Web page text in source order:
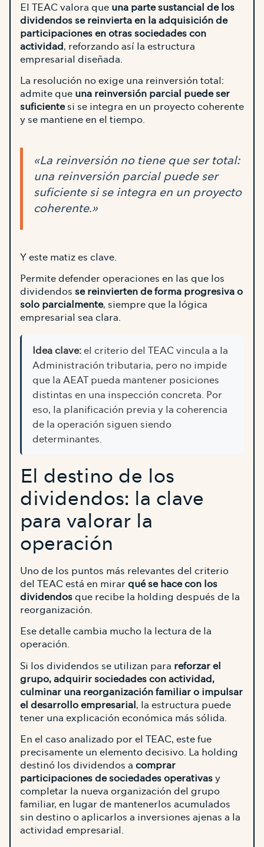
El TEAC valora que una parte sustancial de los
dividendos se reinvierta en la adquisición de
participaciones en otras sociedades con
actividad, reforzando así la estructura
empresarial diseñada.
La resolución no exige una reinversión total:
admite que una reinversión parcial puede ser
suficientesi se integra en un proyecto coherente
y se mantiene en el tiempo.
«La reinversión no tiene que ser total:
una reinversión parcial puede ser
suficiente si se integra en un proyecto
coherente.»
Y este matiz es clave.
Permite defender operaciones en las que los
dividendos se reinvierten de forma progresiva o
solo parcialmente, siempre que la lógica
empresarial sea clara.
Idea clave:el criterio del TEAC vincula a la
Administración tributaria, pero no impide
que la AEAT pueda mantener posiciones
distintas en una inspección concreta. Por
eso, la planificación previa y la coherencia
de la operación siguen siendo
determinantes.
El destino de los
dividendos: la clave
para valorar la
operación
Uno de los puntos más relevantes del criterio
del TEAC está en mirarqué se hace con los
dividendosque recibe la holding después de la
reorganización.
Ese detalle cambia mucho la lectura de la
operación.
Si los dividendos se utilizan para reforzar el
grupo, adquirir sociedades con actividad,
culminar una reorganización familiar o impulsar
el desarrollo empresarial, la estructura puede
tener una explicación económica más sólida.
En el caso analizado por el TEAC, este fue
precisamente un elemento decisivo. La holding
destinó los dividendos a comprar
participaciones de sociedades operativasy
completar la nueva organización del grupo
familiar, en lugar de mantenerlos acumulados
sin destino o aplicarlos a inversiones ajenas a la
actividad empresarial.